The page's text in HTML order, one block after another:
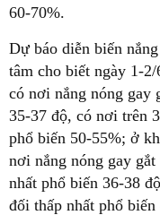
60-70%.
Dự báo diễn biến
tâm cho biết ngày 1-
có nơi nắng nóng gay
35-37 độ, có nơi trên
phổ biến 50-55%; ở
nơi nắng nóng gay
nhất phổ biến 36-38
đối thấp nhất phổ biến